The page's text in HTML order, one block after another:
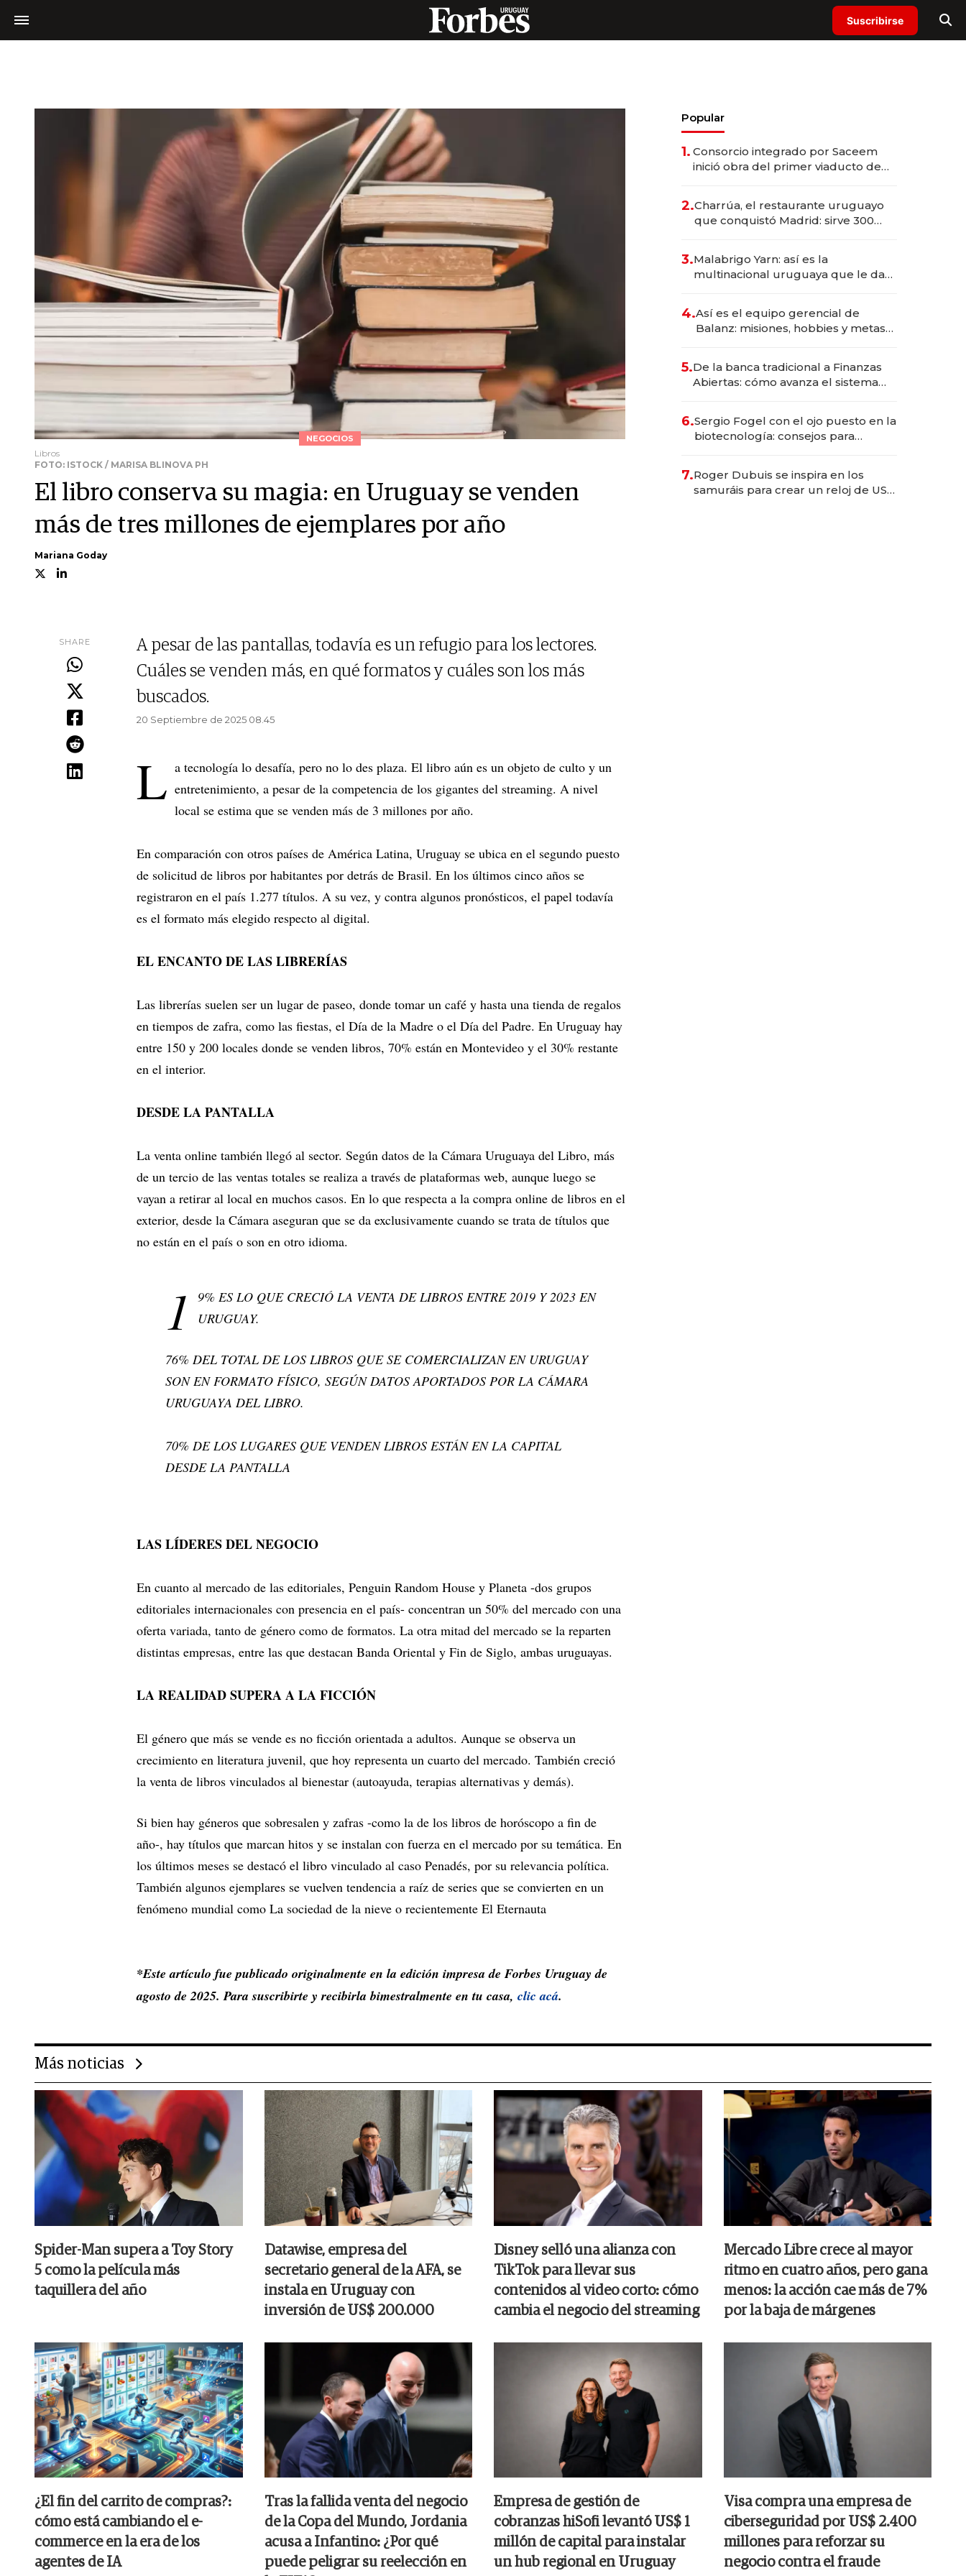
Suscribirse
NEGOCIOS
Libros
FOTO: ISTOCK / MARISA BLINOVA PH
El libro conserva su magia: en Uruguay se venden
más de tres millones de ejemplares por año
Mariana Goday
SHARE
A pesar de las pantallas, todavía es un refugio para los lectores.
Cuáles se venden más, en qué formatos y cuáles son los más
buscados.
20 Septiembre de 2025 08.45
L a tecnología lo desafía, pero no lo des plaza. El libro aún es un objeto de culto y un
entretenimiento, a pesar de la competencia de los gigantes del streaming. A nivel
local se estima que se venden más de 3 millones por año.
En comparación con otros países de América Latina, Uruguay se ubica en el segundo puesto
de solicitud de libros por habitantes por detrás de Brasil. En los últimos cinco años se
registraron en el país 1.277 títulos. A su vez, y contra algunos pronósticos, el papel todavía
es el formato más elegido respecto al digital.
EL ENCANTO DE LAS LIBRERÍAS
Las librerías suelen ser un lugar de paseo, donde tomar un café y hasta una tienda de regalos
en tiempos de zafra, como las fiestas, el Día de la Madre o el Día del Padre. En Uruguay hay
entre 150 y 200 locales donde se venden libros, 70% están en Montevideo y el 30% restante
en el interior.
DESDE LA PANTALLA
La venta online también llegó al sector. Según datos de la Cámara Uruguaya del Libro, más
de un tercio de las ventas totales se realiza a través de plataformas web, aunque luego se
vayan a retirar al local en muchos casos. En lo que respecta a la compra online de libros en el
exterior, desde la Cámara aseguran que se da exclusivamente cuando se trata de títulos que
no están en el país o son en otro idioma.
1
9% ES LO QUE CRECIÓ LA VENTA DE LIBROS ENTRE 2019 Y 2023 EN
URUGUAY.
76% DEL TOTAL DE LOS LIBROS QUE SE COMERCIALIZAN EN URUGUAY
SON EN FORMATO FÍSICO, SEGÚN DATOS APORTADOS POR LA CÁMARA
URUGUAYA DEL LIBRO.
70% DE LOS LUGARES QUE VENDEN LIBROS ESTÁN EN LA CAPITAL
DESDE LA PANTALLA
LAS LÍDERES DEL NEGOCIO
En cuanto al mercado de las editoriales, Penguin Random House y Planeta -dos grupos
editoriales internacionales con presencia en el país- concentran un 50% del mercado con una
oferta variada, tanto de género como de formatos. La otra mitad del mercado se la reparten
distintas empresas, entre las que destacan Banda Oriental y Fin de Siglo, ambas uruguayas.
LA REALIDAD SUPERA A LA FICCIÓN
El género que más se vende es no ficción orientada a adultos. Aunque se observa un
crecimiento en literatura juvenil, que hoy representa un cuarto del mercado. También creció
la venta de libros vinculados al bienestar (autoayuda, terapias alternativas y demás).
Si bien hay géneros que sobresalen y zafras -como la de los libros de horóscopo a fin de
año-, hay títulos que marcan hitos y se instalan con fuerza en el mercado por su temática. En
los últimos meses se destacó el libro vinculado al caso Penadés, por su relevancia política.
También algunos ejemplares se vuelven tendencia a raíz de series que se convierten en un
fenómeno mundial como La sociedad de la nieve o recientemente El Eternauta
*Este artículo fue publicado originalmente en la edición impresa de Forbes Uruguay de
agosto de 2025. Para suscribirte y recibirla bimestralmente en tu casa, clic acá.
Popular
1. Consorcio integrado por Saceem
inició obra del primer viaducto de
millones
2.Charrúa, el restaurante uruguayo
que conquistó Madrid: sirve 300
prepara apertura
3.Malabrigo Yarn: así es la
multinacional uruguaya que le da
4.Así es el equipo gerencial de
Balanz: misiones, hobbies y metas
5.De la banca tradicional a Finanzas
Abiertas: cómo avanza el sistema
6.Sergio Fogel con el ojo puesto en la
biotecnología: consejos para
7.Roger Dubuis se inspira en los
samuráis para crear un reloj de US$
Más noticias
Spider-Man supera a Toy Story
5 como la película más
taquillera del año
Datawise, empresa del
secretario general de la AFA, se
instala en Uruguay con
inversión de US$ 200.000
Disney selló una alianza con
TikTok para llevar sus
contenidos al video corto: cómo
cambia el negocio del streaming
Mercado Libre crece al mayor
ritmo en cuatro años, pero gana
menos: la acción cae más de 7%
por la baja de márgenes
¿El fin del carrito de compras?:
cómo está cambiando el e-
commerce en la era de los
agentes de IA
Tras la fallida venta del negocio
de la Copa del Mundo, Jordania
acusa a Infantino: ¿Por qué
puede peligrar su reelección en
Empresa de gestión de
cobranzas hiSofi levantó US$ 1
millón de capital para instalar
un hub regional en Uruguay
Visa compra una empresa de
ciberseguridad por US$ 2.400
millones para reforzar su
negocio contra el fraude